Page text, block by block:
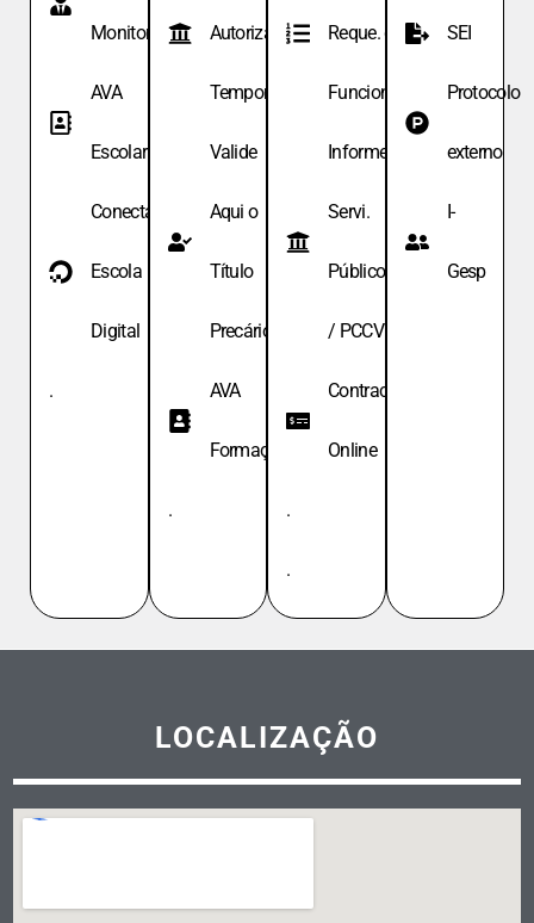
Monitor
AVA
Escolar
Conecta
Escola
Digital
.
Autoriza.
Temporária
Valide
Aqui o
Título
Precário
AVA
Formação
.
Reque. de
Funcionário
Informe
Servi.
Públicos
/ PCCV
Contracheque
Online
.
.
SEI
Protocolo
externo
I-
Gesp
LOCALIZAÇÃO